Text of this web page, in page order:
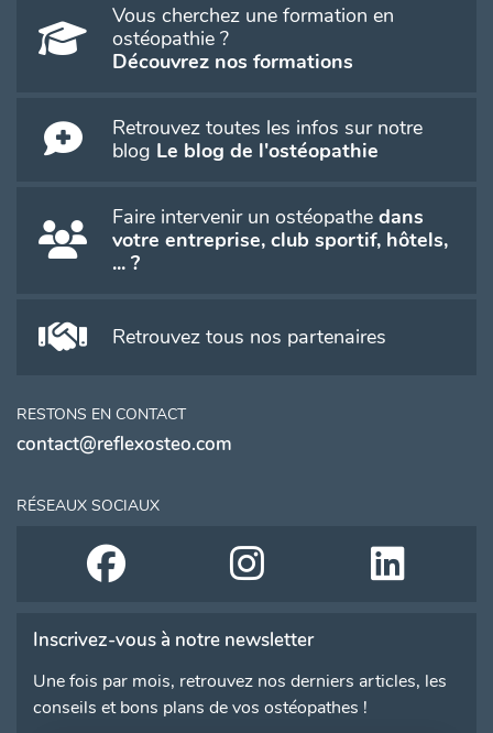
Vous cherchez une formation en
ostéopathie ?
Découvrez nos formations
Retrouvez toutes les infos sur notre
blog Le blog de l'ostéopathie
Faire intervenir un ostéopathe dans
votre entreprise, club sportif, hôtels,
... ?
Retrouvez tous nos partenaires
RESTONS EN CONTACT
contact@reflexosteo.com
RÉSEAUX SOCIAUX
Inscrivez-vous à notre newsletter
Une fois par mois, retrouvez nos derniers articles, les
conseils et bons plans de vos ostéopathes !